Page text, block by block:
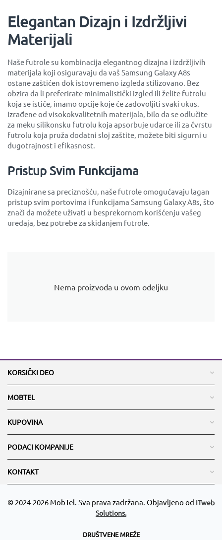
Elegantan Dizajn i Izdržljivi
Materijali
Naše futrole su kombinacija elegantnog dizajna i izdržljivih
materijala koji osiguravaju da vaš Samsung Galaxy A8s
ostane zaštićen dok istovremeno izgleda stilizovano. Bez
obzira da li preferirate minimalistički izgled ili želite futrolu
koja se ističe, imamo opcije koje će zadovoljiti svaki ukus.
Izrađene od visokokvalitetnih materijala, bilo da se odlučite
za meku silikonsku futrolu koja apsorbuje udarce ili za čvrstu
futrolu koja pruža dodatni sloj zaštite, možete biti sigurni u
dugotrajnost i efikasnost.
Pristup Svim Funkcijama
Dizajnirane sa preciznošću, naše futrole omogućavaju lagan
pristup svim portovima i funkcijama Samsung Galaxy A8s, što
znači da možete uživati u besprekornom korišćenju vašeg
uređaja, bez potrebe za skidanjem futrole.
Nema proizvoda u ovom odeljku
KORSIČKI DEO
MOBTEL
KUPOVINA
PODACI KOMPANIJE
KONTAKT
© 2024-2026 MobTel. Sva prava zadržana. Objavljeno od ITweb
Solutions.
DRUŠTVENE MREŽE